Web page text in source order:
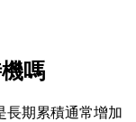
嗎
長期累積通常增加